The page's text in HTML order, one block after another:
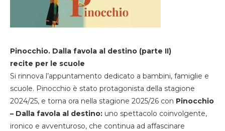
Pinocchio. Dalla favola al destino (parte II)
recite per le scuole
Si rinnova l’appuntamento dedicato a bambini, famiglie e
scuole. Pinocchio è stato protagonista della stagione
2024/25, e torna ora nella stagione 2025/26 con Pinocchio
– Dalla favola al destino: uno spettacolo coinvolgente,
ironico e avventuroso, che continua ad affascinare